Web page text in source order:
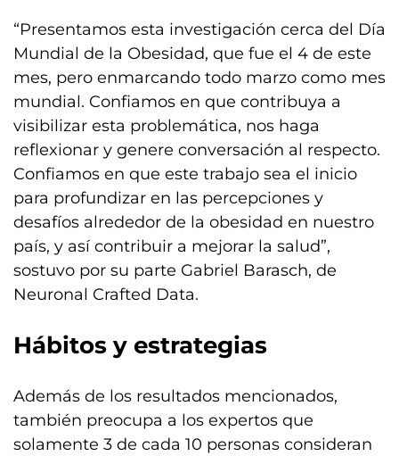
“Presentamos esta investigación cerca del Día
Mundial de la Obesidad, que fue el 4 de este
mes, pero enmarcando todo marzo como mes
mundial. Confiamos en que contribuya a
visibilizar esta problemática, nos haga
reflexionar y genere conversación al respecto.
Confiamos en que este trabajo sea el inicio
para profundizar en las percepciones y
desafíos alrededor de la obesidad en nuestro
país, y así contribuir a mejorar la salud”,
sostuvo por su parte Gabriel Barasch, de
Neuronal Crafted Data.
Hábitos y estrategias
Además de los resultados mencionados,
también preocupa a los expertos que
solamente 3 de cada 10 personas consideran